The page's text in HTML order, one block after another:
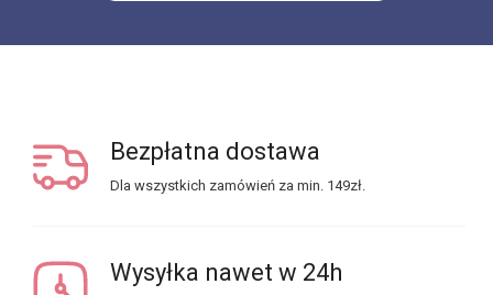
Bezpłatna dostawa
Dla wszystkich zamówień za min. 149zł.
Wysyłka nawet w 24h